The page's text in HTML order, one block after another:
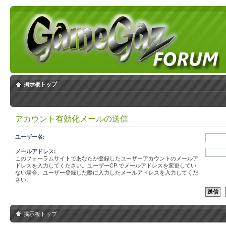
掲示板トップ
アカウント有効化メールの送信
ユーザー名:
メールアドレス:
このフォーラムサイトであなたが登録したユーザーアカウントのメールア
ドレスを入力してください。ユーザーCP でメールアドレスを変更してい
ない場合、ユーザー登録した際に入力したメールアドレスを入力してくだ
さい。
掲示板トップ